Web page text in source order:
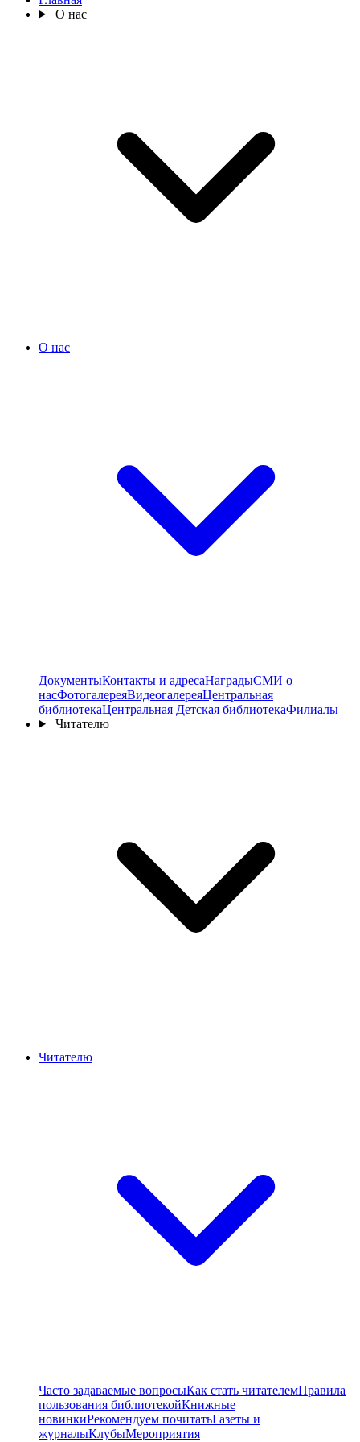
О нас
О нас
ДокументыКонтакты и адресаНаградыСМИ о
насФотогалереяВидеогалереяЦентральная
библиотекаЦентральная Детская библиотекаФилиалы
Читателю
Читателю
Часто задаваемые вопросыКак стать читателемПравила
пользования библиотекойКнижные
новинкиРекомендуем почитатьГазеты и
журналыКлубыМероприятия